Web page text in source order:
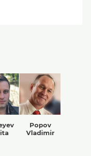
Popov
Vladimir